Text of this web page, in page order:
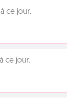
ce jour.
ce jour.